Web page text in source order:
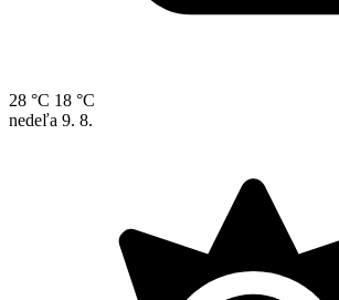
28 °C 18 °C
nedeľa 9. 8.